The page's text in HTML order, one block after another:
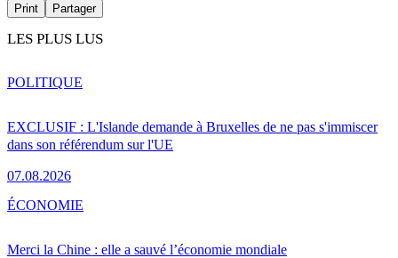
Print Partager
LES PLUS LUS
EXCLUSIF : L'Islande demande à Bruxelles de ne pas s'immiscer
dans son référendum sur l'UE
07.08.2026
POLITIQUE
Merci la Chine : elle a sauvé l’économie mondiale
ÉCONOMIE